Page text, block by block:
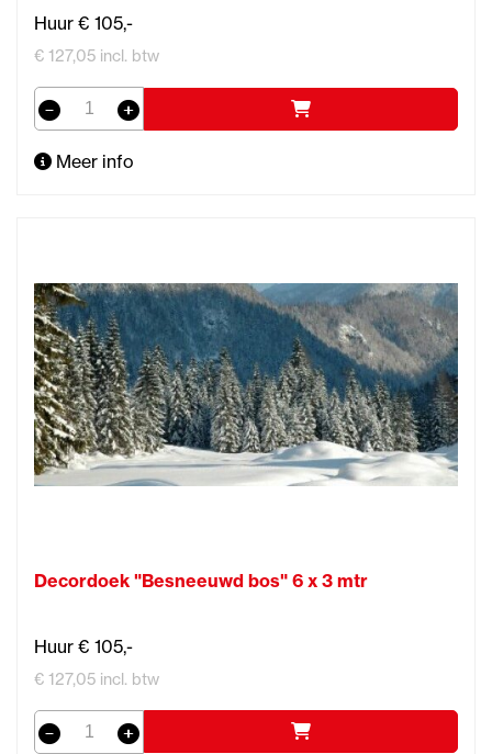
Huur € 105,-
€ 127,05 incl. btw
Meer info
Decordoek "Besneeuwd bos" 6 x 3 mtr
Huur € 105,-
€ 127,05 incl. btw